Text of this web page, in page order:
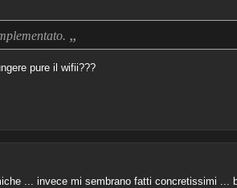
„
pure il wifii???
... invece mi sembrano fatti concretissimi ...